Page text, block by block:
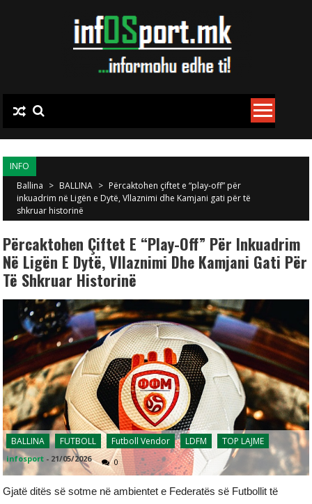
INFO
Ballina > BALLINA > Përcaktohen çiftet e “play-off” për
inkuadrim në Ligën e Dytë, Vllaznimi dhe Kamjani gati për të
shkruar historinë
Përcaktohen Çiftet E “play-Off” Për Inkuadrim
Në Ligën E Dytë, Vllaznimi Dhe Kamjani Gati Për
Të Shkruar Historinë
BALLINA FUTBOLL Futboll Vendor LDFM TOP LAJME
infosport - 21/05/2026 0
Gjatë ditës së sotme në ambientet e Federatës së Futbollit të